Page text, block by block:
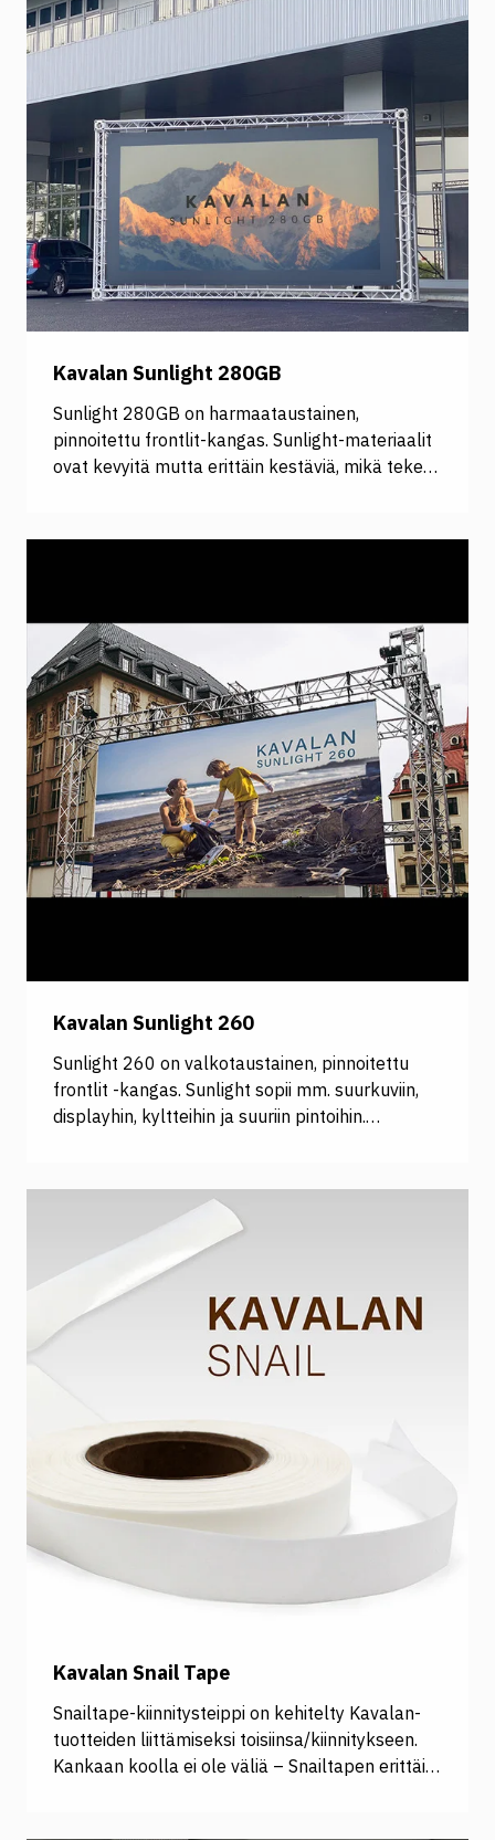
Kavalan Sunlight 280GB
Sunlight 280GB on harmaataustainen,
pinnoitettu frontlit-kangas. Sunlight-materiaalit
ovat kevyitä mutta erittäin kestäviä, mikä tekee
esimerkiksi suurkuviin, roll-uppeihin ja
lyhytaikaisiin että pitkäaikaisiin kampanjoihin
sisä- ja ulkokäytössä. Sunglight-materiaaleissa
on UV-suoja sekä vesipohjainen, likaa ja rasvaa
hylkivä, kestävyyttä lisäävä pinnoite.
Korkealaatuinen PVC-vapaa bannerimateriaali
pysyy suorana ja siistinä eikä rispaannu
leikattaessa. Kavalanin Sunlight-materiaalit
tarjoavat korkealaatuista tulostusjälkeä UV- ja
lateksiväreillä, mikä varmistaa, että viestisi
näkyy kirkkaana ja selkeänä, olipa kyseessä
lyhytaikainen kampanja tai pitkäaikainen
Kavalan Sunlight 260
Sunlight 260 on valkotaustainen, pinnoitettu
frontlit -kangas. Sunlight sopii mm. suurkuviin,
displayhin, kyltteihin ja suuriin pintoihin.
rispaannu leikattaessa. Materiaalissa on UV-
suoja sekä vesipohjainen likaa ja rasvaa hylkivä
pinta, jotka tekevät Sunlightista erinomaisen
valinnan niin lyhyen kuin pidempiaikaisen
kampanjoinnin tarpeisiin sisä- ja ulkokäytössä.
UV- ja lateksitulostettava.
Kavalan Snail Tape
Snailtape-kiinnitysteippi on kehitelty Kavalan-
tuotteiden liittämiseksi toisiinsa/kiinnitykseen.
Kankaan koolla ei ole väliä – Snailtapen erittäin